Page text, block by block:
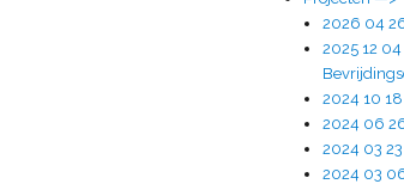
2026 04
2025 12
2024 10
2024 06
2024 03
2024 03